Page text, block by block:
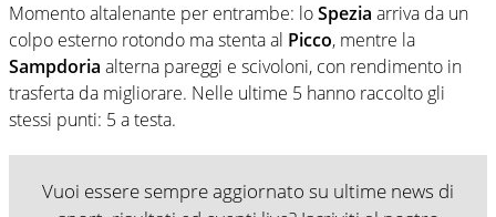
Momento altalenante per entrambe: loSpezia arriva da un
colpo esterno rotondo ma stenta al Picco, mentre la
Sampdoria alterna pareggi e scivoloni, con rendimento in
trasferta da migliorare. Nelle ultime 5 hanno raccolto gli
stessi punti: 5 a testa.
Vuoi essere sempre aggiornato su ultime news di